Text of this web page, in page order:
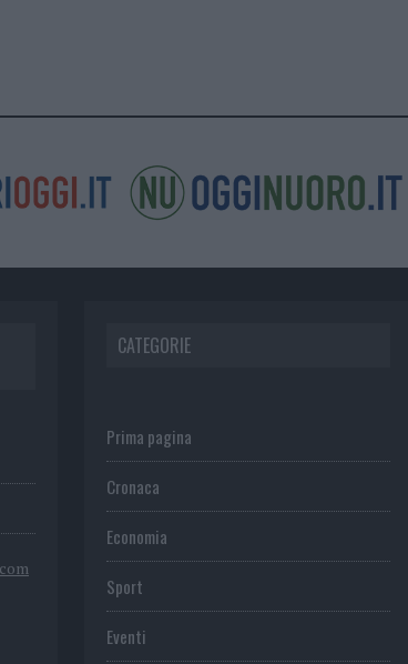
CATEGORIE
Prima pagina
Cronaca
Economia
Sport
Eventi